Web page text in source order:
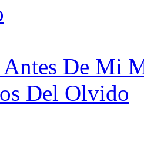
Antes De Mi
Del Olvido